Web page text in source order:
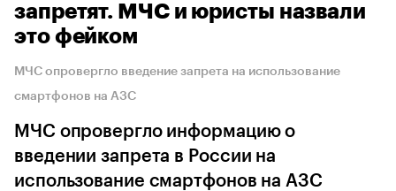
запретят. МЧС и юристы назвали
это фейком
МЧС опровергло введение запрета на использование
смартфонов на АЗС
МЧС опровергло информацию о
введении запрета в России на
использование смартфонов на АЗС